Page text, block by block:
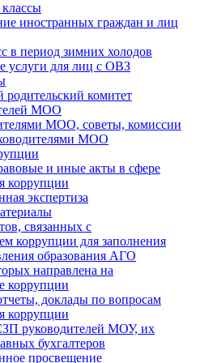
иностранных граждан и лиц
в период зимних холодов
услуги для лиц с ОВЗ
комитет
МОО
МОО, советы, комиссии
МОО
и иные акты в сфере
коррупции
экспертиза
связанных с
коррупции для заполнения
образования АГО
направлена на
коррупции
доклады по вопросам
коррупции
руководителей МОУ, их
бухгалтеров
просвещение